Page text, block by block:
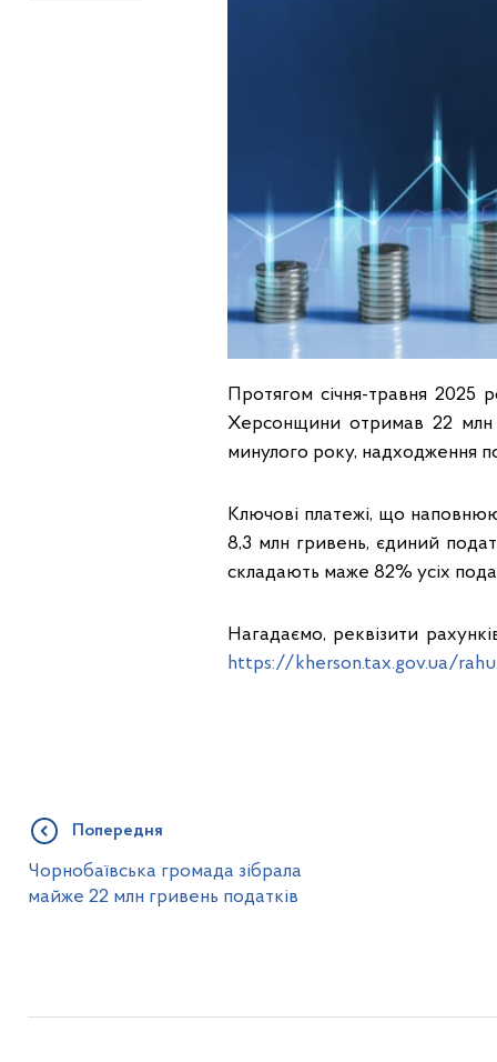
Протягом січня-травня 2025
Херсонщини отримав 22 млн
минулого року, надходження
Ключові платежі, що
8,3 млн гривень, єдиний
складають маже 82% усіх
Нагадаємо, реквізити
https://kherson.tax.gov.ua/
Попередня
Чорнобаївська громада зібрала
майже 22 млн гривень податків